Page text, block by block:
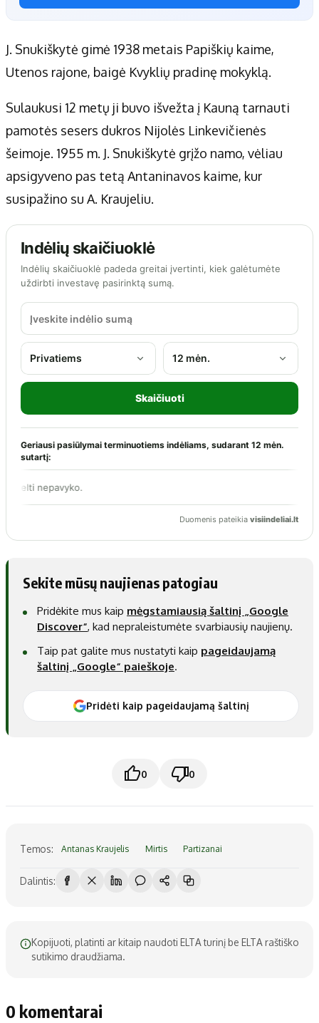
J. Snukiškytė gimė 1938 metais Papiškių kaime,
Utenos rajone, baigė Kvyklių pradinę mokyklą.
Sulaukusi 12 metų ji buvo išvežta į Kauną tarnauti
pamotės sesers dukros Nijolės Linkevičienės
šeimoje. 1955 m. J. Snukiškytė grįžo namo, vėliau
apsigyveno pas tetą Antaninavos kaime, kur
susipažino su A. Kraujeliu.
Sekite mūsų naujienas patogiau
Pridėkite mus kaip mėgstamiausią šaltinį „Google
Discover“, kad nepraleistumėte svarbiausių naujienų.
Taip pat galite mus nustatyti kaip pageidaujamą
šaltinį „Google“ paieškoje.
Pridėti kaip pageidaujamą šaltinį
0 0
Temos: Antanas Kraujelis Mirtis Partizanai
Dalintis:
Kopijuoti, platinti ar kitaip naudoti ELTA turinį be ELTA raštiško
sutikimo draudžiama.
0 komentarai